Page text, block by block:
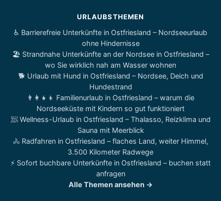
URLAUBSTHEMEN
♿ Barrierefreie Unterkünfte in Ostfriesland – Nordseeurlaub
ohne Hindernisse
🏖️ Strandnahe Unterkünfte an der Nordsee in Ostfriesland –
wo Sie wirklich nah am Wasser wohnen
🐕 Urlaub mit Hund in Ostfriesland – Nordsee, Deich und
Hundestrand
👨‍👩‍👧‍👦 Familienurlaub in Ostfriesland – warum die
Nordseeküste mit Kindern so gut funktioniert
🧖 Wellness-Urlaub in Ostfriesland – Thalasso, Reizklima und
Sauna mit Meerblick
🚴 Radfahren in Ostfriesland – flaches Land, weiter Himmel,
3.500 Kilometer Radwege
⚡ Sofort buchbare Unterkünfte in Ostfriesland – buchen statt
anfragen
Alle Themen ansehen →